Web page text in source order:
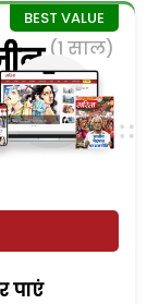
(1 साल)
पाएं